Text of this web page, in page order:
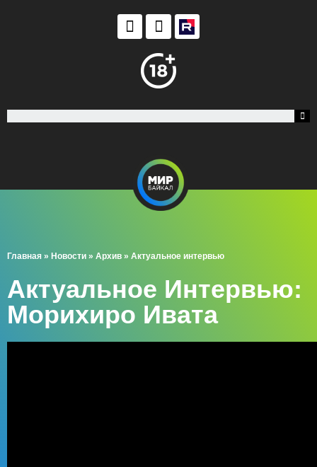
Главная » Новости » Архив » Актуальное интервью
Актуальное Интервью:
Морихиро Ивата